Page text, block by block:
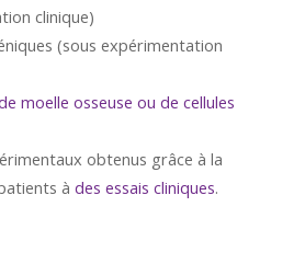
clinique)
(sous expérimentation
moelle osseuse ou de cellules
obtenus grâce à la
à des essais cliniques.